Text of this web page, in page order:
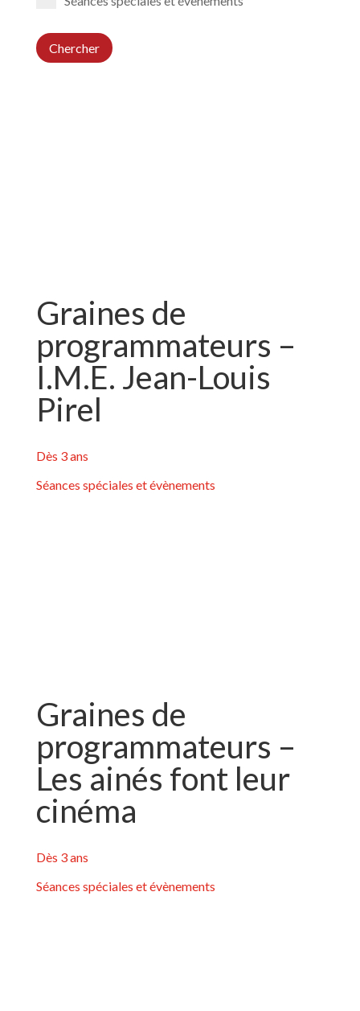
Chercher
Graines de
programmateurs –
I.M.E. Jean-Louis
Pirel
Dès 3 ans
Séances spéciales et évènements
Graines de
programmateurs –
Les ainés font leur
cinéma
Dès 3 ans
Séances spéciales et évènements